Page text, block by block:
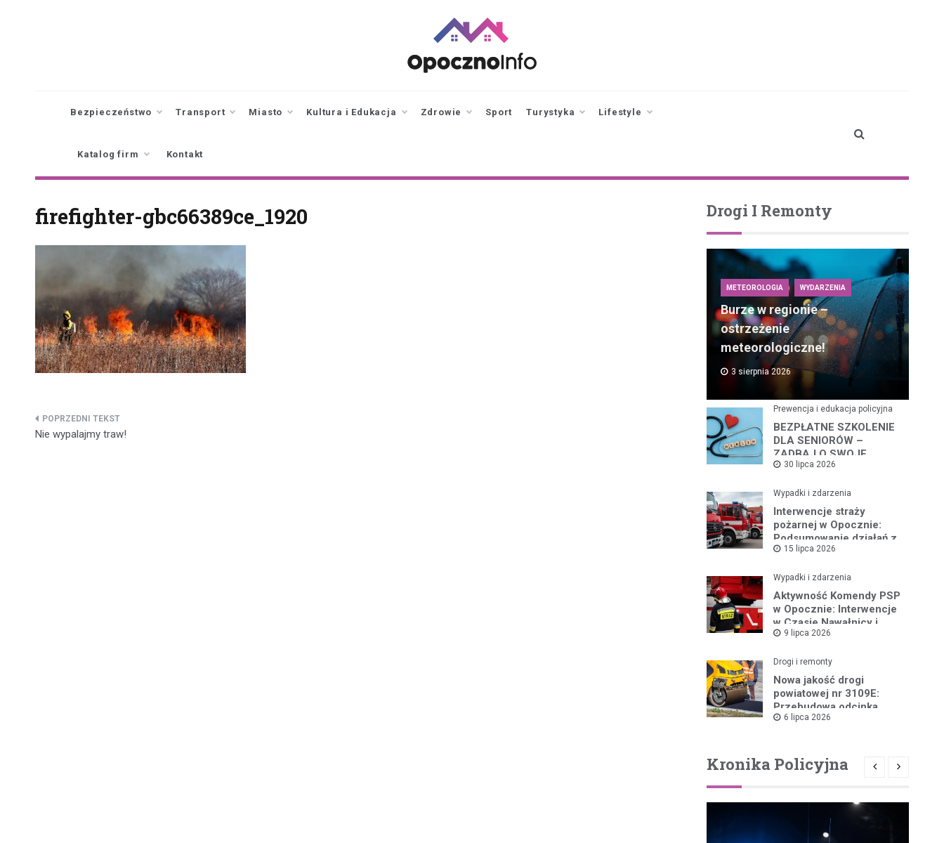
Bezpieczeństwo Transport Miasto Kultura i Edukacja Zdrowie Sport Turystyka Lifestyle
Katalog firm Kontakt
firefighter-gbc66389ce_1920
Nawigacja
Nie wypalajmy traw!
Drogi I Remonty
METEOROLOGIA WYDARZENIA
Burze w regionie –
ostrzeżenie
meteorologiczne!
3 sierpnia 2026
Prewencja i edukacja policyjna
BEZPŁATNE SZKOLENIE
DLA SENIORÓW –
ZADBAJ O SWOJE
BEZPIECZEŃSTWO
30 lipca 2026
Wypadki i zdarzenia
Interwencje straży
pożarnej w Opocznie:
Podsumowanie działań z
lipca 2026 roku
15 lipca 2026
Wypadki i zdarzenia
Aktywność Komendy PSP
w Opocznie: Interwencje
w Czasie Nawałnicy i
Pożarów
9 lipca 2026
Drogi i remonty
Nowa jakość drogi
powiatowej nr 3109E:
Przebudowa odcinka
Drzewica – Dąbrówka
6 lipca 2026
Kronika Policyjna